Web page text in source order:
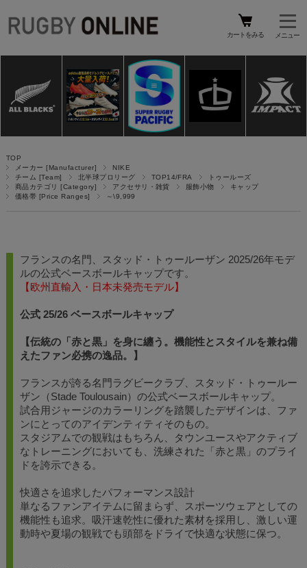
カートをみる
TOP
メーカー [Manufacturer]
NIKE
チーム [Team]
北半球プロリーグ TOP14/FRA
トゥールーズ
商品カテゴリ [Category]
アクセサリ・雑貨 服飾小物
キャップ
価格帯 [Price Ranges]
～\9,999
フランスの名門、スタッド・トゥールーザン 2025/26年モデ
ルの公式ベースボールキャップです。
【欧州直輸入・日本未発売モデル】
公式 25/26 ベースボールキャップ
【伝統の「赤と黒」を身に纏う。機能性とスタイルを兼ね備
えたファン必携の逸品。】
フランスが誇る名門ラグビークラブ、スタッド・トゥールー
ザン（Stade Toulousain）の公式ベースボールキャップ。
試合用ジャージのカラーリングを踏襲したデザインは、ファ
ンにとってのアイデンティティそのもの。
スタジアムでの観戦はもちろん、タウンユースやアクティブ
なトレーニングにおいても、洗練された「赤と黒」のプライ
ドを誇示できる。
快適さを追求したパフォーマンス設計
単なるファンアイテムに留まらず、スポーツウェアとしての
機能性も追求。吸汗速乾性に優れた素材を採用し、激しい運
動時や夏場の観戦でも頭部をドライで快適な状態に保つ。